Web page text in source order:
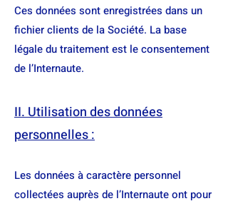
Ces données sont enregistrées dans un
fichier clients de la Société. La base
légale du traitement est le consentement
de l’Internaute.
II. Utilisation des données
personnelles :
Les données à caractère personnel
collectées auprès de l’Internaute ont pour